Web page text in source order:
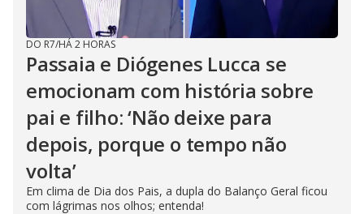
DO R7/HÁ 2 HORAS
Passaia e Diógenes Lucca se
emocionam com história sobre
pai e filho: ‘Não deixe para
depois, porque o tempo não
volta’
Em clima de Dia dos Pais, a dupla do Balanço Geral ficou
com lágrimas nos olhos; entenda!